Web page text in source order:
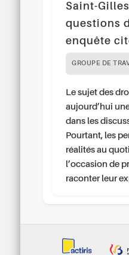
Saint-
questions
enquête
GROUPE DE
Le sujet des
aujourd’hui
dans les
Pourtant, les
réalités au
l’occasion de
raconter leur